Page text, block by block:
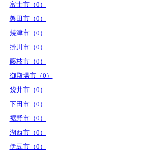
富士市（0）
磐田市（0）
焼津市（0）
掛川市（0）
藤枝市（0）
御殿場市（0）
袋井市（0）
下田市（0）
裾野市（0）
湖西市（0）
伊豆市（0）